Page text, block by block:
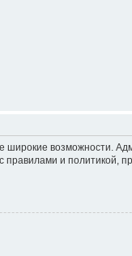
широкие возможности.
правилами и